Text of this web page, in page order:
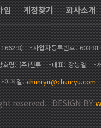
입 계정찾기 회사소개
8) 사업자등록번호 603-
호명 (주)천류 대표 강봉열
이메일 chunryu@chunryu.com
reserved. DESIGN BY